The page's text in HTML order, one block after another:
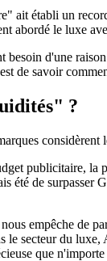
ait établi un
abordé le luxe
besoin d'une
de savoir
?
publicitaire, la
été de surpasser
empêche de
le secteur du luxe,
que